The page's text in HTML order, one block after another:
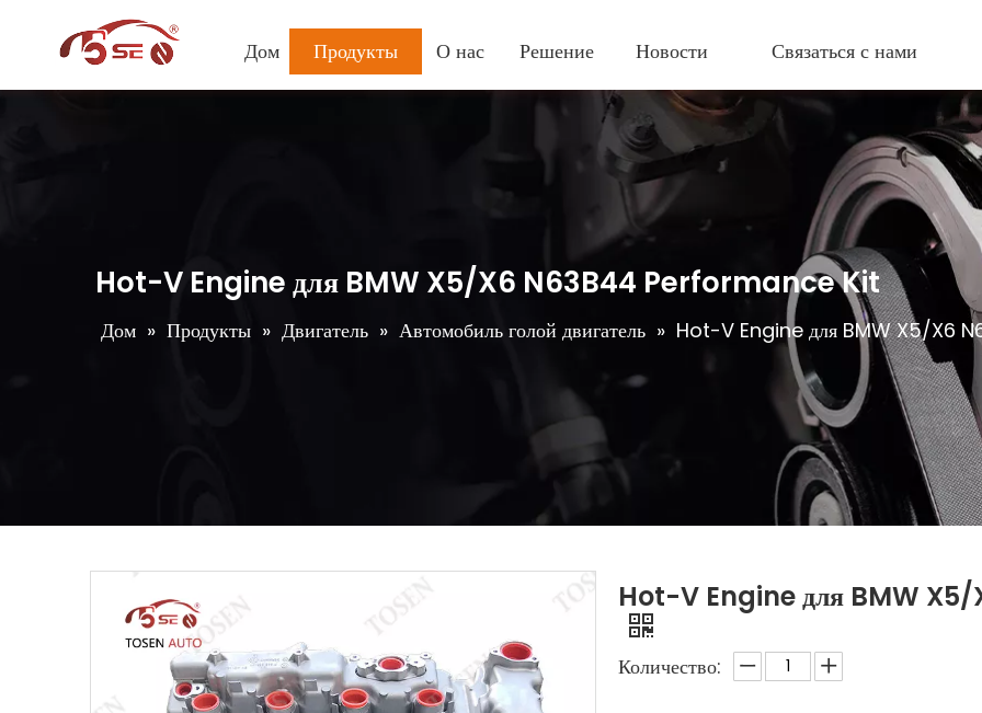
Дом Продукты О нас Решение Новости Связаться с нами
Hot-V Engine для BMW X5/X6 N63B44 Performance Kit
Дом » Продукты » Двигатель » Автомобиль голой двигатель » Hot-V Engine для BMW X5/X6
Hot-V Engine для BMW
Количество: